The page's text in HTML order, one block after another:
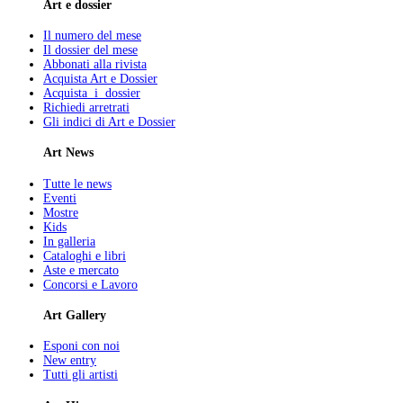
Art e dossier
Il numero del mese
Il dossier del mese
Abbonati alla rivista
Acquista Art e Dossier
Acquista i dossier
Richiedi arretrati
Gli indici di Art e Dossier
Art News
Tutte le news
Eventi
Mostre
Kids
In galleria
Cataloghi e libri
Aste e mercato
Concorsi e Lavoro
Art Gallery
Esponi con noi
New entry
Tutti gli artisti